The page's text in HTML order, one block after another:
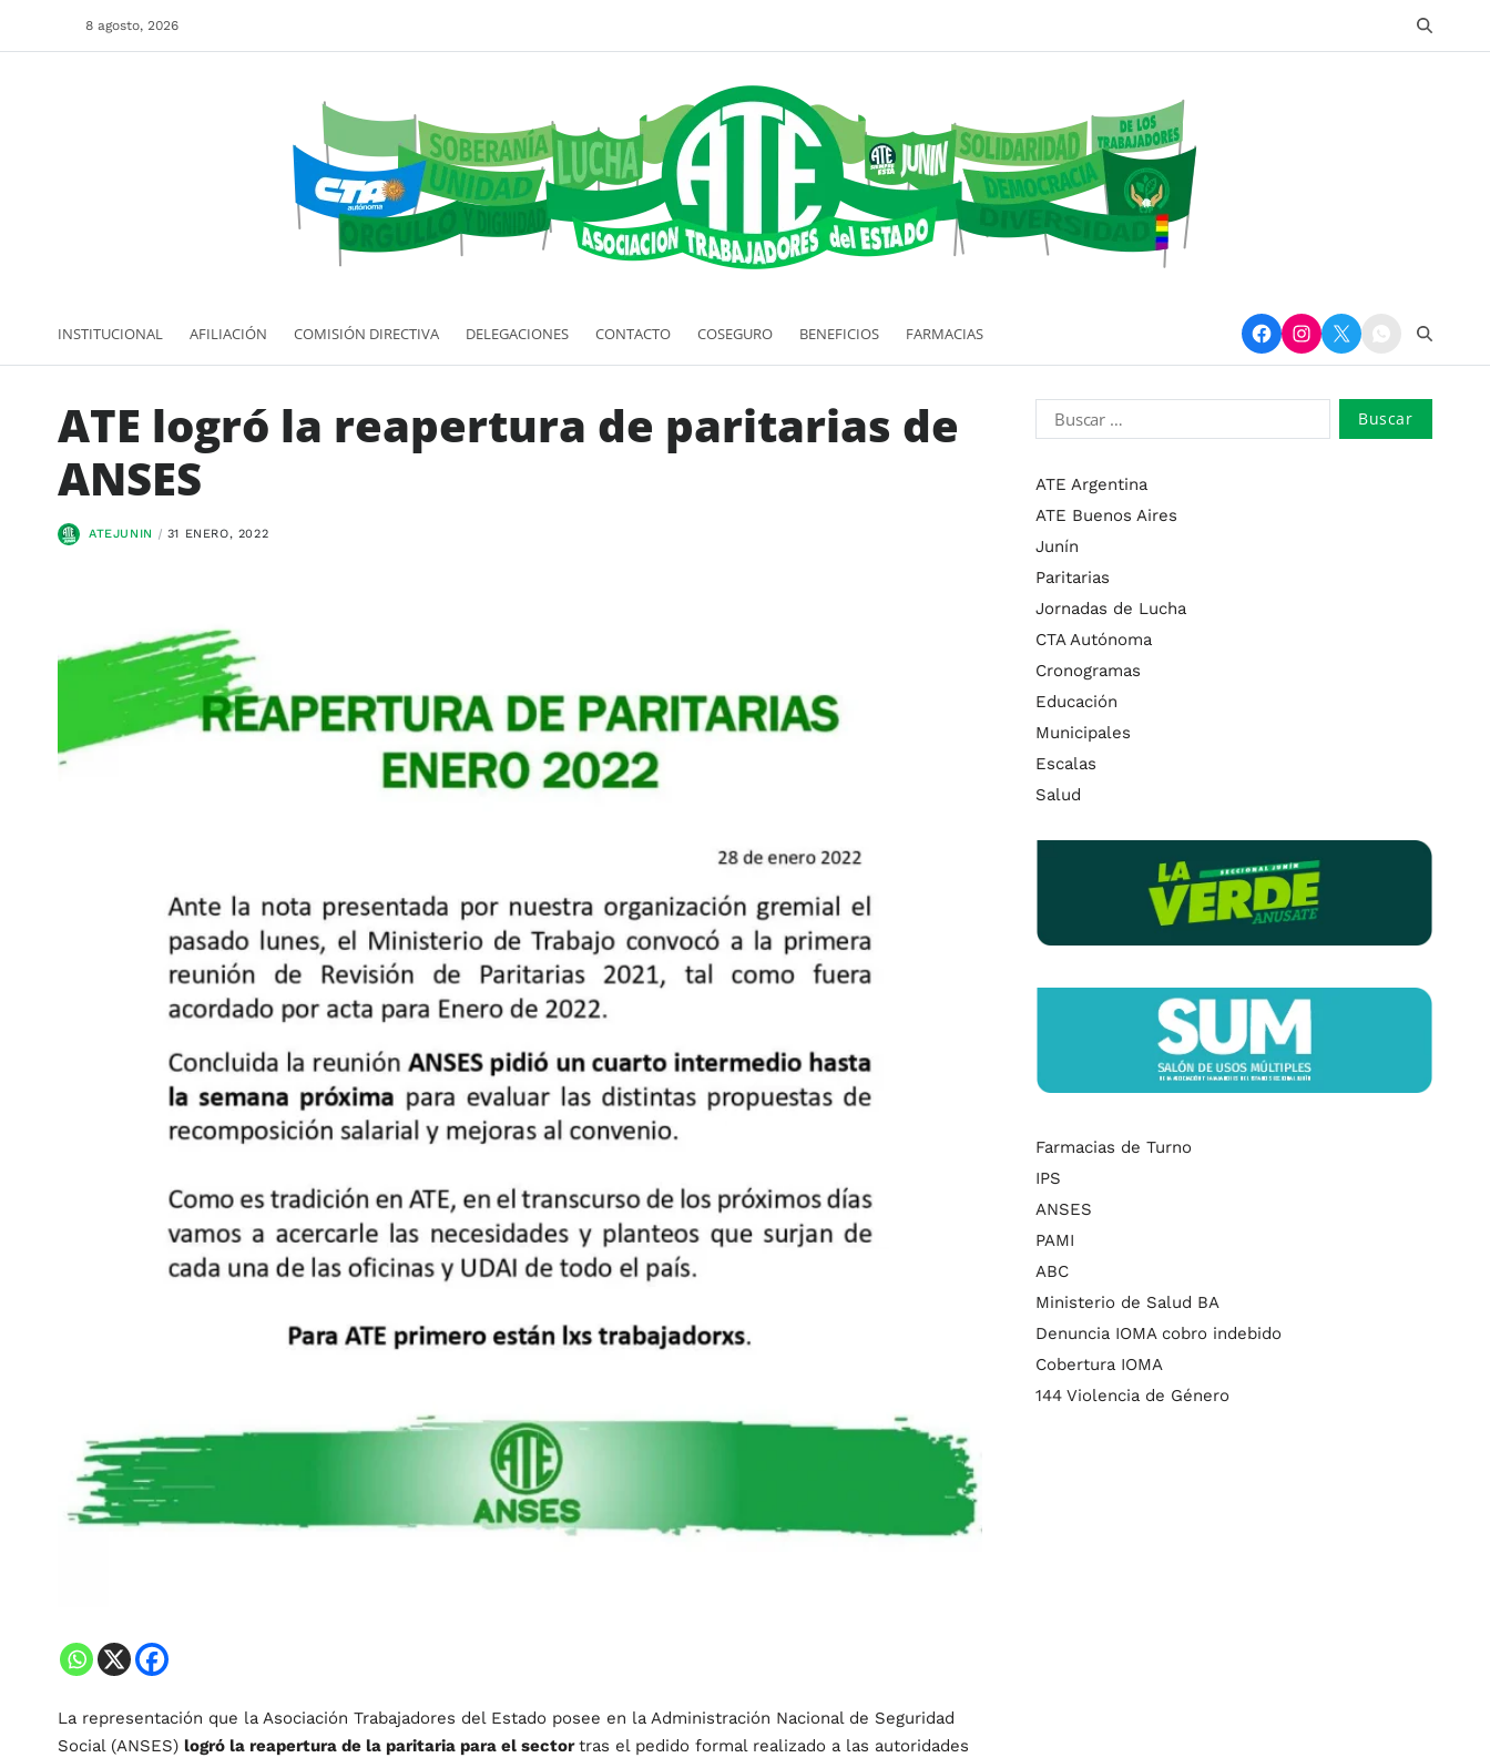
8 agosto, 2026
INSTITUCIONAL AFILIACIÓN COMISIÓN DIRECTIVA DELEGACIONES CONTACTO COSEGURO BENEFICIOS FARMACIAS
ATE logró la reapertura de paritarias de
ANSES
ATEJUNIN 31 ENERO, 2022
La representación que la Asociación Trabajadores del Estado posee en la Administración Nacional de Seguridad
Social (ANSES) logró la reapertura de la paritaria para el sectortras el pedido formal realizado a las autoridades
ATE Argentina
ATE Buenos Aires
Junín
Paritarias
Jornadas de Lucha
CTA Autónoma
Cronogramas
Educación
Municipales
Escalas
Salud
Farmacias de Turno
IPS
ANSES
PAMI
ABC
Ministerio de Salud BA
Denuncia IOMA cobro indebido
Cobertura IOMA
144 Violencia de Género